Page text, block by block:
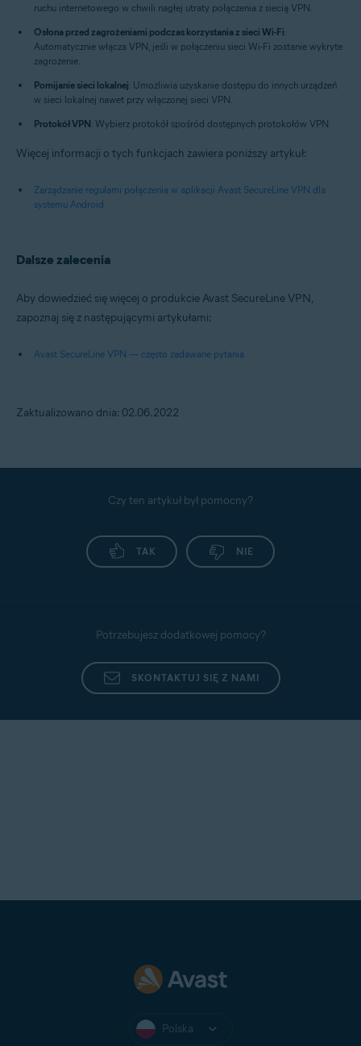
ruchu internetowego w chwili nagłej utraty połączenia z siecią VPN.
Osłona przed zagrożeniami podczas korzystania z sieci Wi-Fi:
Automatycznie włącza VPN, jeśli w połączeniu sieci Wi-Fi zostanie wykryte
zagrożenie.
Pomijanie sieci lokalnej: Umożliwia uzyskanie dostępu do innych urządzeń
w sieci lokalnej nawet przy włączonej sieci VPN.
Protokół VPN: Wybierz protokół spośród dostępnych protokołów VPN.
Więcej informacji o tych funkcjach zawiera poniższy artykuł:
Zarządzanie regułami połączenia w aplikacji Avast SecureLine VPN dla
systemu Android
Dalsze zalecenia
Aby dowiedzieć się więcej o produkcie Avast SecureLine VPN,
zapoznaj się z następującymi artykułami:
Avast SecureLine VPN — często zadawane pytania
Zaktualizowano dnia: 02.06.2022
Czy ten artykuł był pomocny?
TAK NIE
Potrzebujesz dodatkowej pomocy?
SKONTAKTUJ SIĘ Z NAMI
Polska